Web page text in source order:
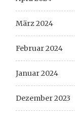
März 2024
Februar 2024
Januar 2024
Dezember 2023